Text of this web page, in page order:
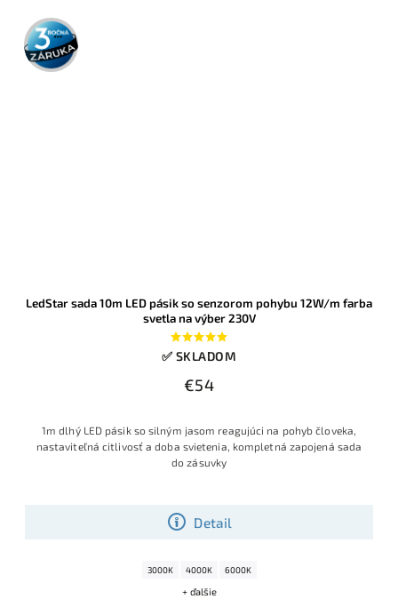
3 roky
záruka
LedStar sada 10m LED pásik so senzorom pohybu 12W/m farba
svetla na výber 230V
✅ SKLADOM
€54
Detail
1m dlhý LED pásik so silným jasom reagujúci na pohyb človeka,
nastaviteľná citlivosť a doba svietenia, kompletná zapojená sada
do zásuvky
3000K 4000K 6000K
+ ďalšie